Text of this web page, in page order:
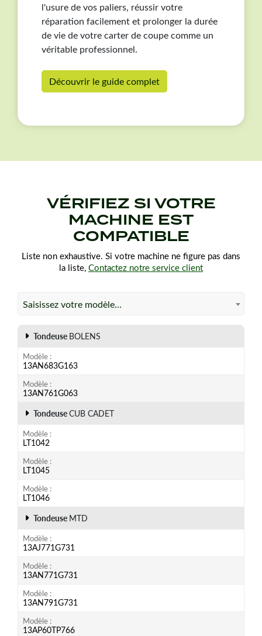
l'usure de vos paliers, réussir votre
réparation facilement et prolonger la durée
de vie de votre carter de coupe comme un
véritable professionnel.
Découvrir le guide complet
VÉRIFIEZ SI VOTRE
MACHINE EST
COMPATIBLE
Liste non exhaustive. Si votre machine ne figure pas dans
la liste, Contactez notre service client
Saisissez votre modèle…
Tondeuse BOLENS
Modèle
13AN683G163
Modèle
13AN761G063
TondeuseCUB CADET
Modèle
LT1042
Modèle
LT1045
Modèle
LT1046
Tondeuse MTD
Modèle
13AJ771G731
Modèle
13AN771G731
Modèle
13AN791G731
Modèle
13AP60TP766